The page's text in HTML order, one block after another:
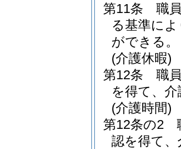
第11条
職
る基準に
ができる。
(介護休暇)
第12条
職
を得て、
(介護時間)
第12条の2
認を得て